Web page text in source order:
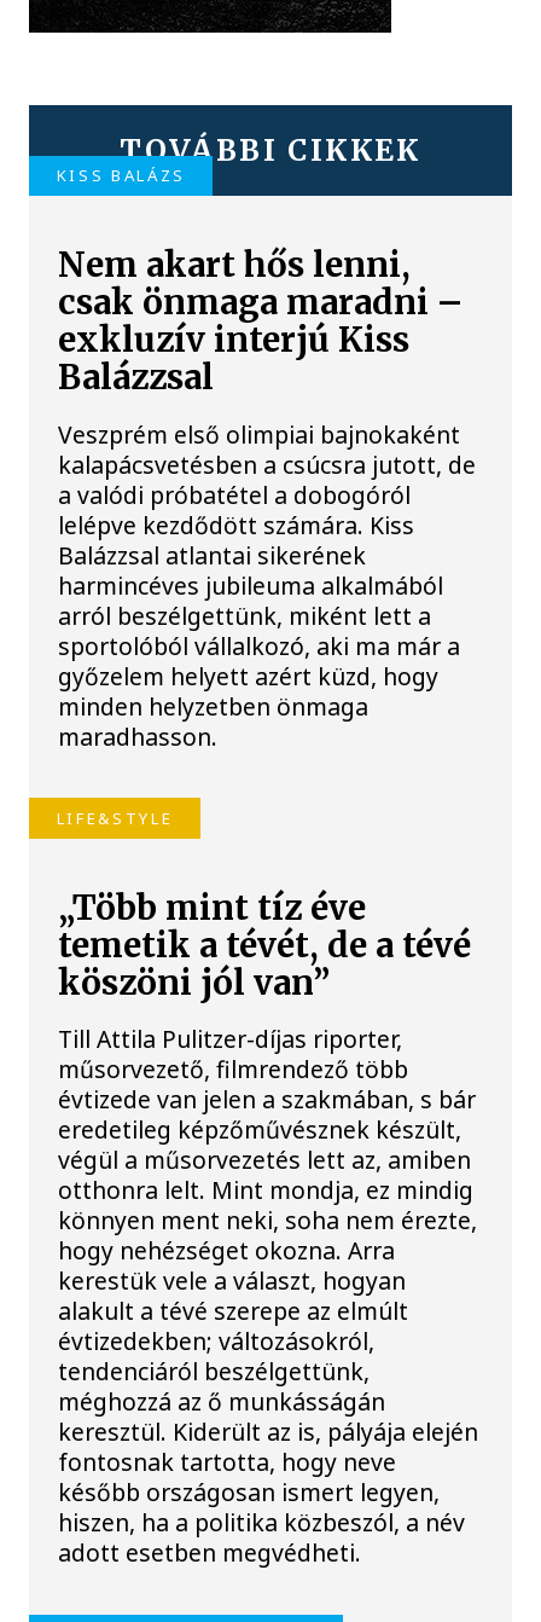
TOVÁBBI CIKKEK
KISS BALÁZS
Nem akart hős lenni,
csak önmaga maradni –
exkluzív interjú Kiss
Balázzsal
Veszprém első olimpiai bajnokaként
kalapácsvetésben a csúcsra jutott, de
a valódi próbatétel a dobogóról
lelépve kezdődött számára. Kiss
Balázzsal atlantai sikerének
harmincéves jubileuma alkalmából
arról beszélgettünk, miként lett a
sportolóból vállalkozó, aki ma már a
győzelem helyett azért küzd, hogy
minden helyzetben önmaga
maradhasson.
LIFE&STYLE
„Több mint tíz éve
temetik a tévét, de a tévé
köszöni jól van”
Till Attila Pulitzer-díjas riporter,
műsorvezető, filmrendező több
évtizede van jelen a szakmában, s bár
eredetileg képzőművésznek készült,
végül a műsorvezetés lett az, amiben
otthonra lelt. Mint mondja, ez mindig
könnyen ment neki, soha nem érezte,
hogy nehézséget okozna. Arra
kerestük vele a választ, hogyan
alakult a tévé szerepe az elmúlt
évtizedekben; változásokról,
tendenciáról beszélgettünk,
méghozzá az ő munkásságán
keresztül. Kiderült az is, pályája elején
fontosnak tartotta, hogy neve
később országosan ismert legyen,
hiszen, ha a politika közbeszól, a név
adott esetben megvédheti.